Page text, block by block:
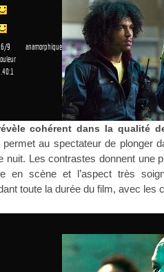
9 anamorphique
cohérent dans la qualité
permet au spectateur de plonger
nuit. Les contrastes donnent une
en scène et l’aspect très
toute la durée du film, avec les